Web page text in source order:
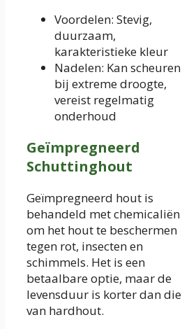
Voordelen: Stevig,
duurzaam,
karakteristieke kleur
Nadelen: Kan scheuren
bij extreme droogte,
vereist regelmatig
onderhoud
Geïmpregneerd
Schuttinghout
Geïmpregneerd hout is
behandeld met chemicaliën
om het hout te beschermen
tegen rot, insecten en
schimmels. Het is een
betaalbare optie, maar de
levensduur is korter dan die
van hardhout.